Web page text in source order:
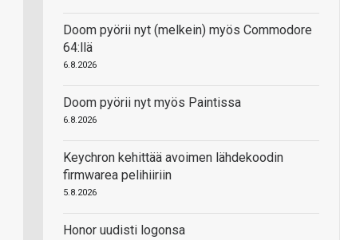
Doom pyörii nyt (melkein) myös Commodore
64:llä
6.8.2026
Doom pyörii nyt myös Paintissa
6.8.2026
Keychron kehittää avoimen lähdekoodin
firmwarea pelihiiriin
5.8.2026
Honor uudisti logonsa